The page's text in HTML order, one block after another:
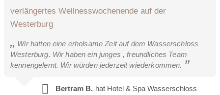
verlängertes Wellnesswochenende auf der
Westerburg
Wir hatten eine erholsame Zeit auf dem Wasserschloss
Westerburg. Wir haben ein junges , freundliches Team
kennengelernt. Wir würden jederzeit wiederkommen.
Bertram B. hat Hotel & Spa Wasserschloss